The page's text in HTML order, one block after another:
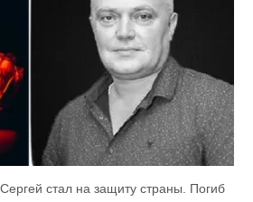
стал на защиту страны. Погиб